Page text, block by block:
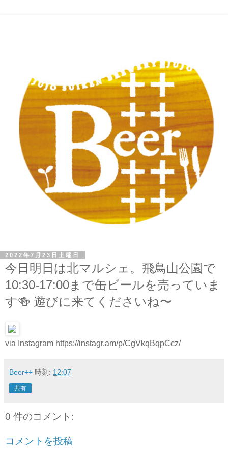
2022年7月23日土曜日
今日明日は北マルシェ。飛鳥山公園で
10:30-17:00まで缶ビールを売っていま
す🍻 遊びに来てくださいね〜
via Instagram https://instagr.am/p/CgVkqBqpCcz/
Beer++ 時刻: 12:07
共有
0 件のコメント:
コメントを投稿